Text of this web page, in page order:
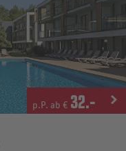
p.P. ab € 32.-